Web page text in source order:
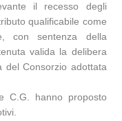
il recesso degli
qualificabile come
con sentenza della
valida la delibera
del Consorzio adottata
C.G. hanno proposto